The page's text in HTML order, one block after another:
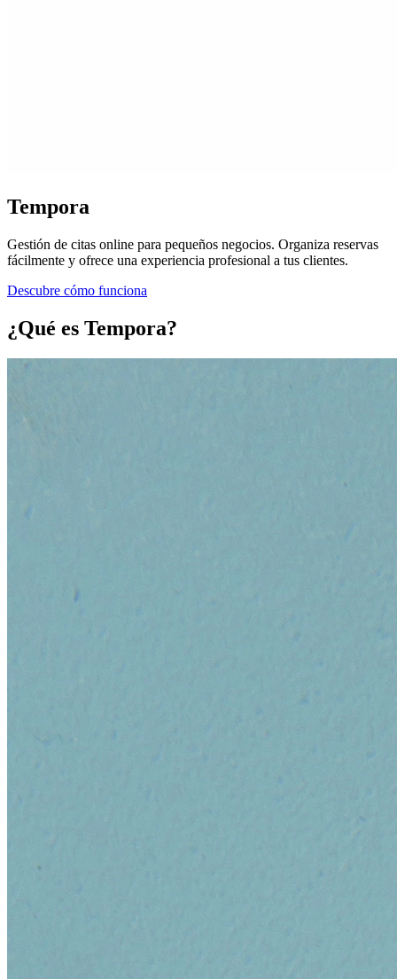
Tempora
Gestión de citas online para pequeños negocios. Organiza reservas
fácilmente y ofrece una experiencia profesional a tus clientes.
Descubre cómo funciona
¿Qué es Tempora?